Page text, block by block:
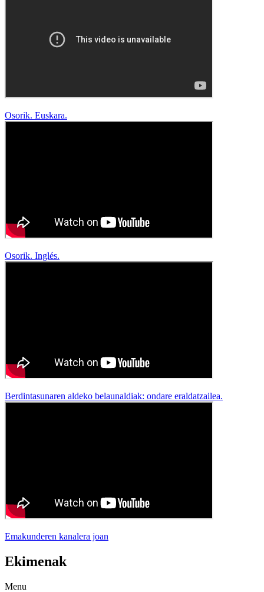
Osorik. Euskara.
Osorik. Inglés.
Berdintasunaren aldeko belaunaldiak: ondare eraldatzailea.
Emakunderen kanalera joan
Ekimenak
Menu